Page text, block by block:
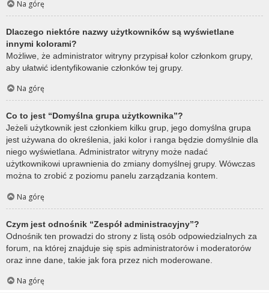
Na górę
Dlaczego niektóre nazwy użytkowników są wyświetlane
innymi kolorami?
Możliwe, że administrator witryny przypisał kolor członkom grupy,
aby ułatwić identyfikowanie członków tej grupy.
Na górę
Co to jest “Domyślna grupa użytkownika”?
Jeżeli użytkownik jest członkiem kilku grup, jego domyślna grupa
jest używana do określenia, jaki kolor i ranga będzie domyślnie dla
niego wyświetlana. Administrator witryny może nadać
użytkownikowi uprawnienia do zmiany domyślnej grupy. Wówczas
można to zrobić z poziomu panelu zarządzania kontem.
Na górę
Czym jest odnośnik “Zespół administracyjny”?
Odnośnik ten prowadzi do strony z listą osób odpowiedzialnych za
forum, na której znajduje się spis administratorów i moderatorów
oraz inne dane, takie jak fora przez nich moderowane.
Na górę